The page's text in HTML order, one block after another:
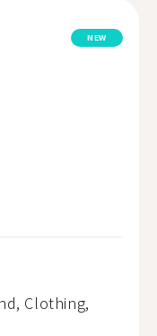
NEW
Clothing,